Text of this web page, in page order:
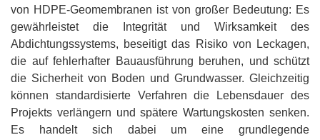
von HDPE-Geomembranen ist von großer Bedeutung: Es
gewährleistet die Integrität und Wirksamkeit des
Abdichtungssystems, beseitigt das Risiko von Leckagen,
die auf fehlerhafter Bauausführung beruhen, und schützt
die Sicherheit von Boden und Grundwasser. Gleichzeitig
können standardisierte Verfahren die Lebensdauer des
Projekts verlängern und spätere Wartungskosten senken.
Es handelt sich dabei um eine grundlegende